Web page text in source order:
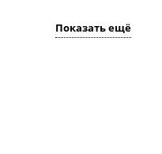
Показать ещё